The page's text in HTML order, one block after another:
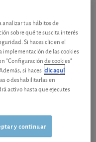
están
analizar tus hábitos de
sobre qué te suscita interés
Si haces clic en el
implementación de las cookies
"Configuración de cookies"
si haces clic aquí
o deshabilitarlas en
activo hasta que ejecutes
y continuar